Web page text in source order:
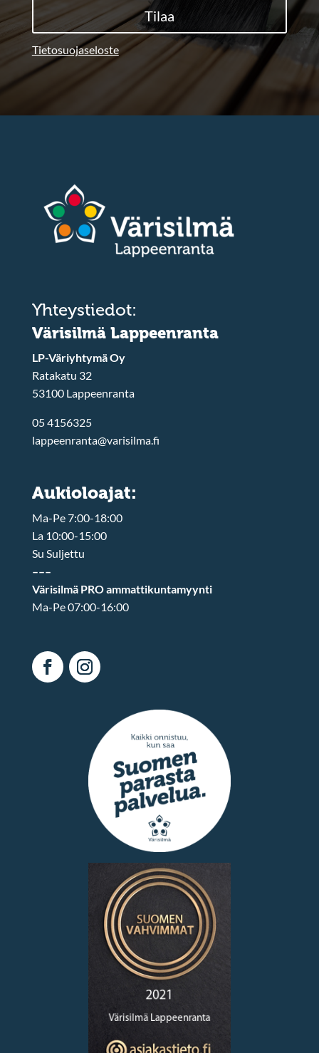
Tilaa
Tietosuojaseloste
Yhteystiedot:
Värisilmä Lappeenranta
LP-Väriyhtymä Oy
Ratakatu 32
53100 Lappeenranta
05 4156325
lappeenranta@varisilma.fi
Aukioloajat:
Ma-Pe 7:00-18:00
La 10:00-15:00
Su Suljettu
–––
Värisilmä PRO ammattikuntamyynti
Ma-Pe 07:00-16:00